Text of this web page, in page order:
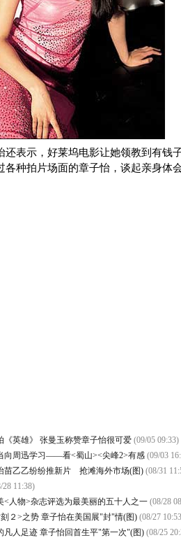
示，好莱坞电影让她领教到有钱
各种拍片场面的章子怡，谈起亲身体
《英雄》 张曼玉称赞章子怡很可爱 (09/05 09:33)
向周迅学习——看<蜀山><尖峰2>有感 (09/03
苗乙乙纷纷推新片 抢滩海外市场(图) (08/31
28 11:38)
<人物>杂志评选为最美丽的五十人之一 (08/28
２>之势 章子怡在美国展"封"情(图) (08/27
凡人足迹 章子怡回首生平"第一次"(图) (08/25